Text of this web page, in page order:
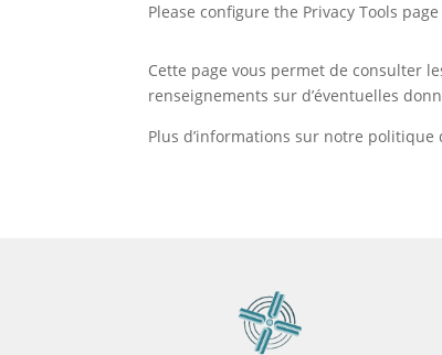
Please configure the Privacy Tools
Cette page vous permet de consulter
renseignements sur d’éventuelles
Plus d’informations sur notre